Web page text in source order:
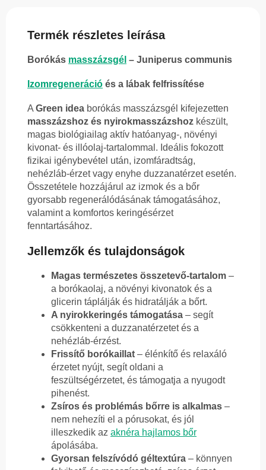
Termék részletes leírása
Borókás masszázsgél – Juniperus communis
Izomregeneráció és a lábak felfrissítése
A Green idea borókás masszázsgél kifejezetten
masszázshoz és nyirokmasszázshoz készült,
magas biológiailag aktív hatóanyag-, növényi
kivonat- és illóolaj-tartalommal. Ideális fokozott
fizikai igénybevétel után, izomfáradtság,
nehézláb-érzet vagy enyhe duzzanatérzet esetén.
Összetétele hozzájárul az izmok és a bőr
gyorsabb regenerálódásának támogatásához,
valamint a komfortos keringésérzet
fenntartásához.
Jellemzők és tulajdonságok
Magas természetes összetevő-tartalom –
a borókaolaj, a növényi kivonatok és a
glicerin táplálják és hidratálják a bőrt.
A nyirokkeringés támogatása – segít
csökkenteni a duzzanatérzetet és a
nehézláb-érzést.
Frissítő borókaillat – élénkítő és relaxáló
érzetet nyújt, segít oldani a
feszültségérzetet, és támogatja a nyugodt
pihenést.
Zsíros és problémás bőrre is alkalmas –
nem nehezíti el a pórusokat, és jól
illeszkedik az aknéra hajlamos bőr
ápolásába.
Gyorsan felszívódó géltextúra – könnyen